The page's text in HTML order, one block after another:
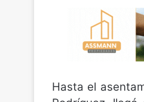
Hasta el